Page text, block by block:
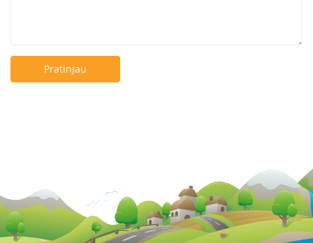
Pratinjau